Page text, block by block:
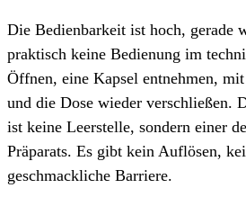
Die Bedienbarkeit ist hoch, gerade
praktisch keine Bedienung im
Öffnen, eine Kapsel entnehmen,
und die Dose wieder verschließen.
ist keine Leerstelle, sondern einer
Präparats. Es gibt kein Auflösen,
geschmackliche Barriere.